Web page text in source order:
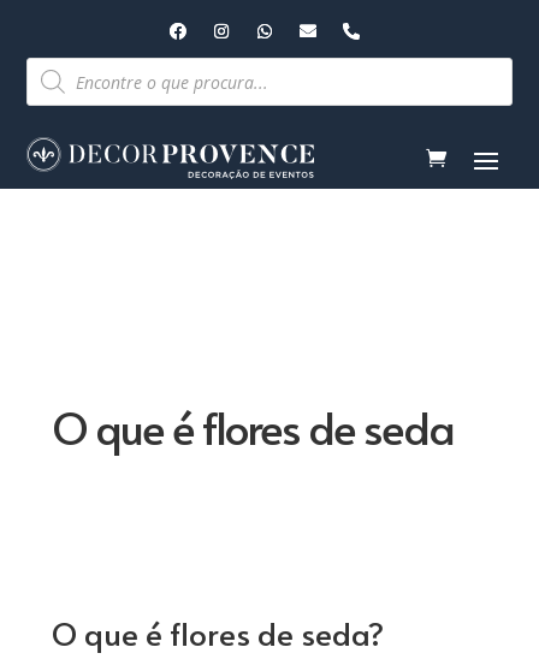
Pesquisar
produtos
O que é flores de seda
O que é flores de seda?